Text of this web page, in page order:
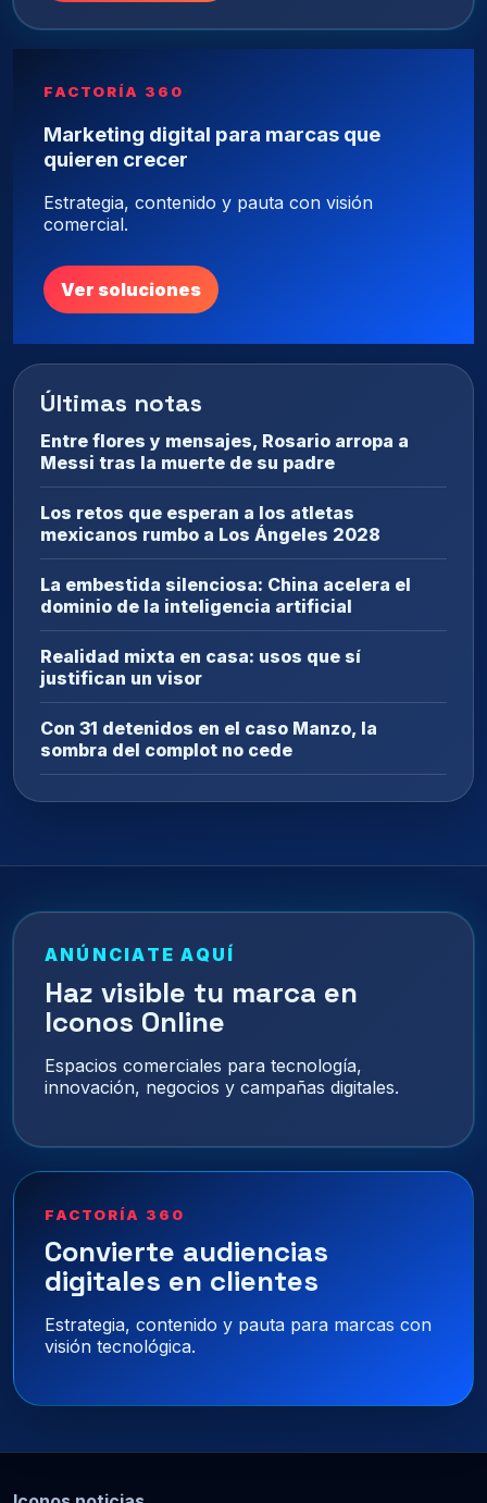
FACTORÍA 360
Marketing digital para marcas que
quieren crecer
Estrategia, contenido y pauta con visión
comercial.
Ver soluciones
Últimas notas
Entre flores y mensajes, Rosario arropa a
Messi tras la muerte de su padre
Los retos que esperan a los atletas
mexicanos rumbo a Los Ángeles 2028
La embestida silenciosa: China acelera el
dominio de la inteligencia artificial
Realidad mixta en casa: usos que sí
justifican un visor
Con 31 detenidos en el caso Manzo, la
sombra del complot no cede
ANÚNCIATE AQUÍ
Haz visible tu marca en
Iconos Online
Espacios comerciales para tecnología,
innovación, negocios y campañas digitales.
FACTORÍA 360
Convierte audiencias
digitales en clientes
Estrategia, contenido y pauta para marcas con
visión tecnológica.